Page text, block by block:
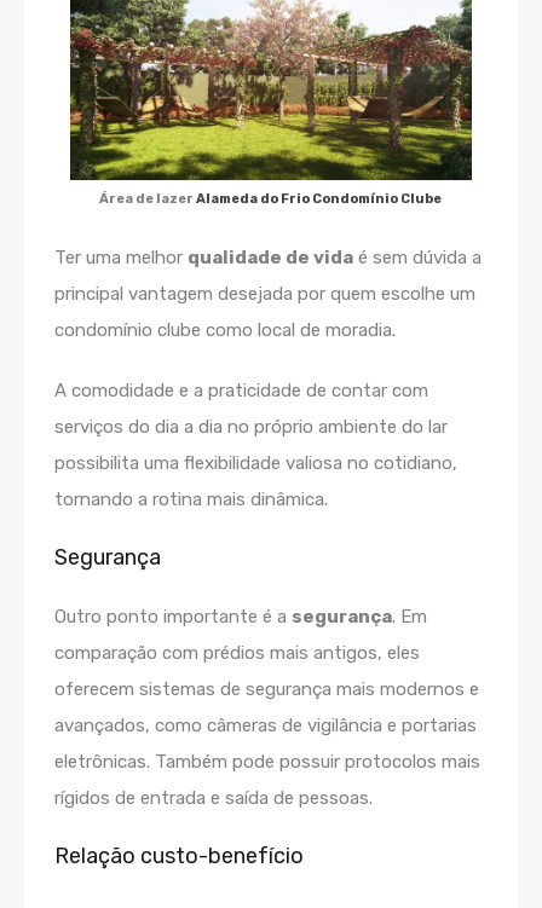
Área de lazerAlameda do Frio Condomínio Clube
Ter uma melhor qualidade de vida é sem dúvida a
principal vantagem desejada por quem escolhe um
condomínio clube como local de moradia.
A comodidade e a praticidade de contar com
serviços do dia a dia no próprio ambiente do lar
possibilita uma flexibilidade valiosa no cotidiano,
tornando a rotina mais dinâmica.
Segurança
Outro ponto importante é a segurança. Em
comparação com prédios mais antigos, eles
oferecem sistemas de segurança mais modernos e
avançados, como câmeras de vigilância e portarias
eletrônicas. Também pode possuir protocolos mais
rígidos de entrada e saída de pessoas.
Relação custo-benefício